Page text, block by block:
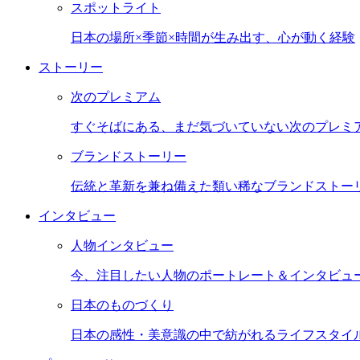
スポットライト
日本の場所×季節×時間が生み出す、心が動く経験
ストーリー
次のプレミアム
すぐそばにある、まだ気づいていない次のプレミ
ブランドストーリー
伝統と革新を兼ね備えた類い稀なブランドストー
インタビュー
人物インタビュー
今、注目したい人物のポートレート＆インタビュ
日本のものづくり
日本の感性・美意識の中で紡がれるライフスタイ